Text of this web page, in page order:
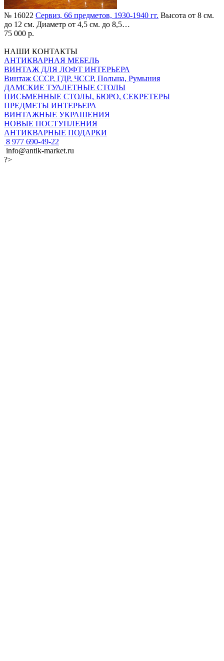
№ 16022 Сервиз, 66 предметов, 1930-1940 гг. Высота от 8 см.
до 12 см. Диаметр от 4,5 см. до 8,5…
75 000 р.
НАШИ КОНТАКТЫ
АНТИКВАРНАЯ МЕБЕЛЬ
ВИНТАЖ ДЛЯ ЛОФТ ИНТЕРЬЕРА
Винтаж СССР, ГДР, ЧССР, Польша, Румыния
ДАМСКИЕ ТУАЛЕТНЫЕ СТОЛЫ
ПИСЬМЕННЫЕ СТОЛЫ, БЮРО, СЕКРЕТЕРЫ
ПРЕДМЕТЫ ИНТЕРЬЕРА
ВИНТАЖНЫЕ УКРАШЕНИЯ
НОВЫЕ ПОСТУПЛЕНИЯ
АНТИКВАРНЫЕ ПОДАРКИ
8 977 690-49-22
info@antik-market.ru
?>